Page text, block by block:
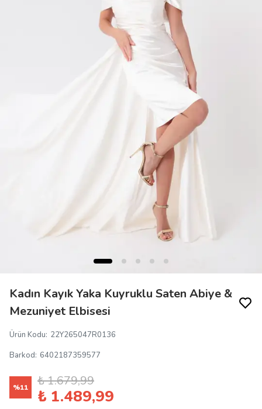
Kadın Kayık Yaka Kuyruklu Saten Abiye &
Mezuniyet Elbisesi
Ürün Kodu: 22Y265047R0136
Barkod: 6402187359577
%11 ₺ 1.679,99
₺ 1.489,99